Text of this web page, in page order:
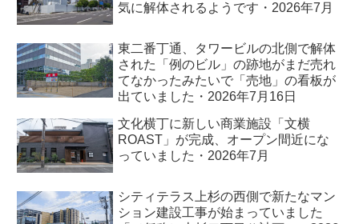
気に解体されるようです・2026年7月
東二番丁通、タワービルの北側で解体
された「例のビル」の跡地がまだ売れ
てなかったみたいで「売地」の看板が
出ていました・2026年7月16日
文化横丁に新しい商業施設「文横
ROAST」が完成、オープン間近にな
っていました・2026年7月
シティテラス上杉の西側で新たなマン
ション建設工事が始まっていました